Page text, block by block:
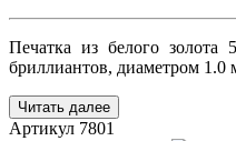
Печатка из белого
бриллиантов, диаметром 1.0
Читать далее
Артикул 7801